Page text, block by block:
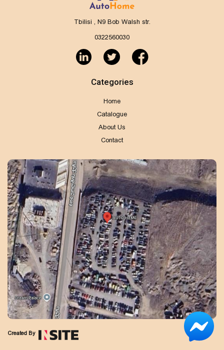
Tbilisi , N9 Bob Walsh str.
0322560030
Categories
Home
Catalogue
About Us
Contact
Created By